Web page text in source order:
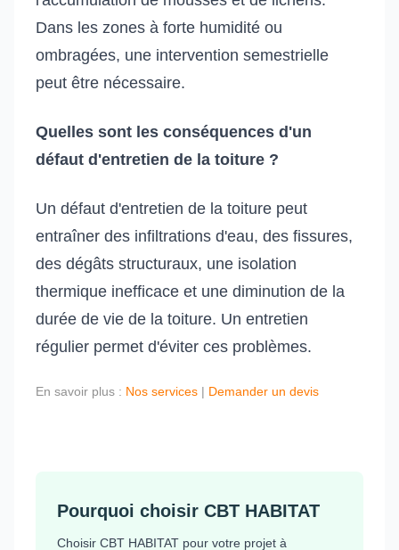
Dans les zones à forte humidité ou
ombragées, une intervention semestrielle
peut être nécessaire.
Quelles sont les conséquences d'un
défaut d'entretien de la toiture ?
Un défaut d'entretien de la toiture peut
entraîner des infiltrations d'eau, des fissures,
des dégâts structuraux, une isolation
thermique inefficace et une diminution de la
durée de vie de la toiture. Un entretien
régulier permet d'éviter ces problèmes.
En savoir plus : Nos services | Demander un devis
Pourquoi choisir CBT HABITAT
Choisir CBT HABITAT pour votre projet à